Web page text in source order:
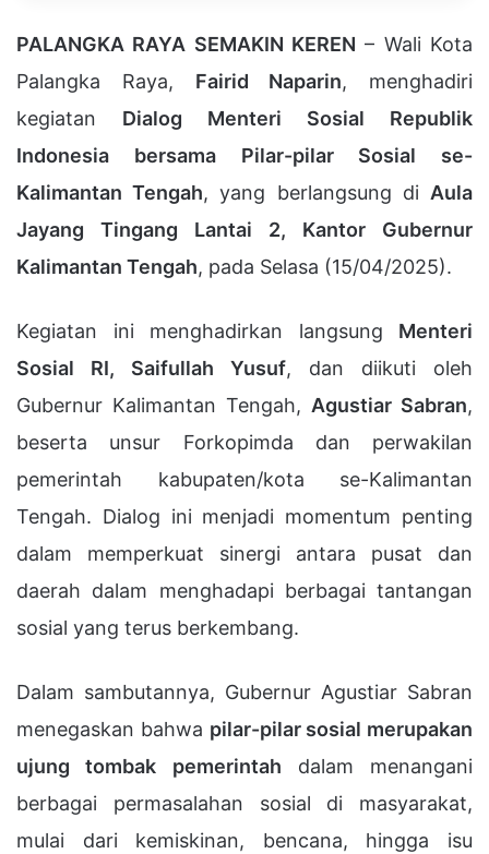
PALANGKA RAYA SEMAKIN KEREN – Wali Kota
Palangka Raya, Fairid Naparin, menghadiri
kegiatan Dialog Menteri Sosial Republik
Indonesia bersama Pilar-pilar Sosial se-
Kalimantan Tengah, yang berlangsung diAula
Jayang Tingang Lantai 2, Kantor Gubernur
Kalimantan Tengah, pada Selasa (15/04/2025).
Kegiatan ini menghadirkan langsung Menteri
Sosial RI, Saifullah Yusuf, dan diikuti oleh
Gubernur Kalimantan Tengah, Agustiar Sabran,
beserta unsur Forkopimda dan perwakilan
pemerintah kabupaten/kota se-Kalimantan
Tengah. Dialog ini menjadi momentum penting
dalam memperkuat sinergi antara pusat dan
daerah dalam menghadapi berbagai tantangan
sosial yang terus berkembang.
Dalam sambutannya, Gubernur Agustiar Sabran
menegaskan bahwa pilar-pilar sosial merupakan
ujung tombak pemerintah dalam menangani
berbagai permasalahan sosial di masyarakat,
mulai dari kemiskinan, bencana, hingga isu